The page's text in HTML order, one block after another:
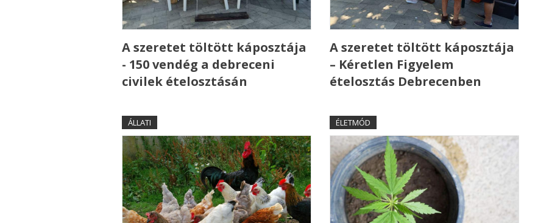
A szeretet töltött káposztája
- 150 vendég a debreceni
civilek ételosztásán
A szeretet töltött káposztája
– Kéretlen Figyelem
ételosztás Debrecenben
ÁLLATI ÉLETMÓD